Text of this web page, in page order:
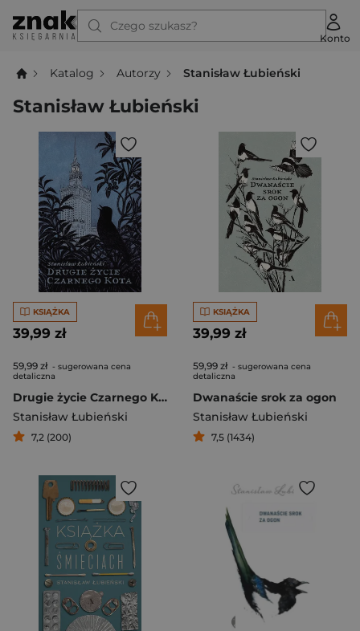
Czego szukasz?
Konto
Katalog Autorzy Stanisław Łubieński
Stanisław Łubieński
KSIĄŻKA
39,99 zł
59,99 zł - sugerowana cena
detaliczna
Drugie życie Czarnego Kota
Stanisław Łubieński
7,2 (200)
KSIĄŻKA
39,99 zł
59,99 zł - sugerowana cena
detaliczna
Dwanaście srok za ogon
Stanisław Łubieński
7,5 (1434)